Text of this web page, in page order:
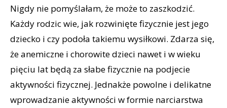
Nigdy nie pomyślałam, że może to zaszkodzić.
Każdy rodzic wie, jak rozwinięte fizycznie jest jego
dziecko i czy podoła takiemu wysiłkowi. Zdarza się,
że anemiczne i chorowite dzieci nawet i w wieku
pięciu lat będą za słabe fizycznie na podjecie
aktywności fizycznej. Jednakże powolne i delikatne
wprowadzanie aktywności w formie narciarstwa